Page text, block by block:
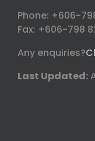
Phone: +606-
Fax: +606-798
Any enquiries?
Last Updated: